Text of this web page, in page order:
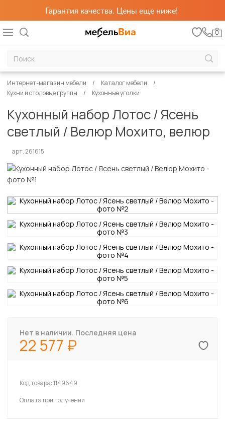
Гарантия качества. Цены еще ниже!
0
Интернет-магазин мебели
Каталог мебели
Кухни и столовые группы
Кухонные уголки
Кухонный набор Лотос / Ясень
светлый / Велюр Мохито, велюр
арт. 261615
Нет в наличии. Последняя цена
22 577
Код товара:1149649
Оплата при получении